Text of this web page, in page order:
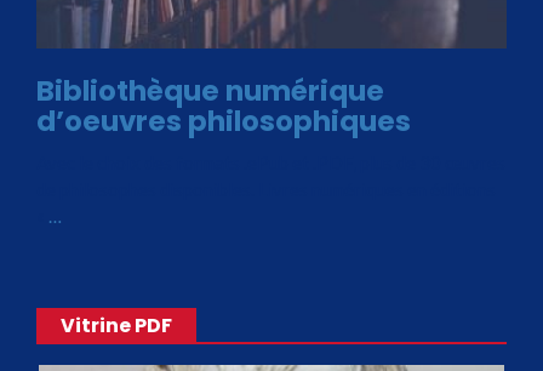
Bibliothèque numérique
d’oeuvres philosophiques
…
Vitrine PDF